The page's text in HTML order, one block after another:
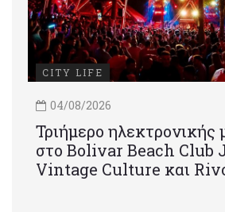
CITY LIFE
04/08/2026
Τριήμερο ηλεκτρονικής
στο Bolivar Beach Club
Vintage Culture και